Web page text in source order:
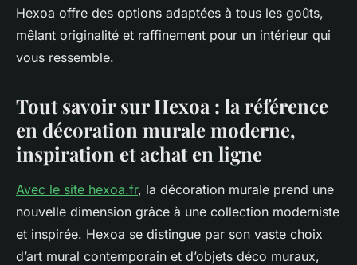
Hexoa offre des options adaptées à tous les goûts,
mêlant originalité et raffinement pour un intérieur qui
vous ressemble.
Tout savoir sur Hexoa : la référence
en décoration murale moderne,
inspiration et achat en ligne
Avec le site hexoa.fr, la décoration murale prend une
nouvelle dimension grâce à une collection moderniste
et inspirée. Hexoa se distingue par son vaste choix
d’art mural contemporain et d’objets déco muraux,